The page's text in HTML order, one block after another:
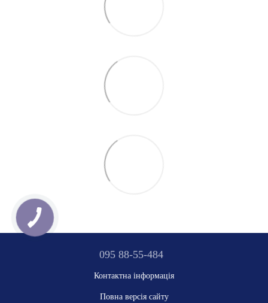
095 88-55-484
Контактна інформація
Повна версія сайту